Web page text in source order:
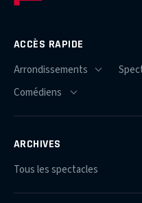
ACCÈS RAPIDE
ARCHIVES
Tous les spectacles